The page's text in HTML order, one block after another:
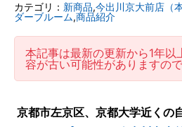
カテゴリ： 新商品,今出川京大前店（本
ダーブルーム,商品紹介
本記事は最新の更新から1年以
容が古い可能性がありますの
京都市左京区、京都大学近くの